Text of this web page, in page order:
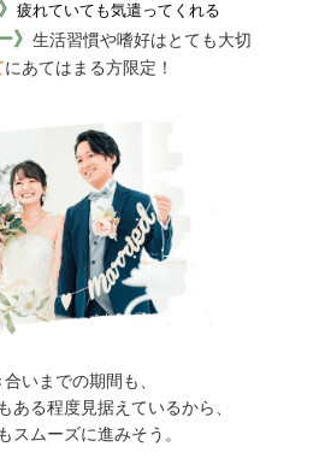
疲れていても気遣ってくれる
》 生活習慣や嗜好はとても大切
にあてはまる方限定！
いまでの期間も、
ある程度見据えているから、
スムーズに進みそう。